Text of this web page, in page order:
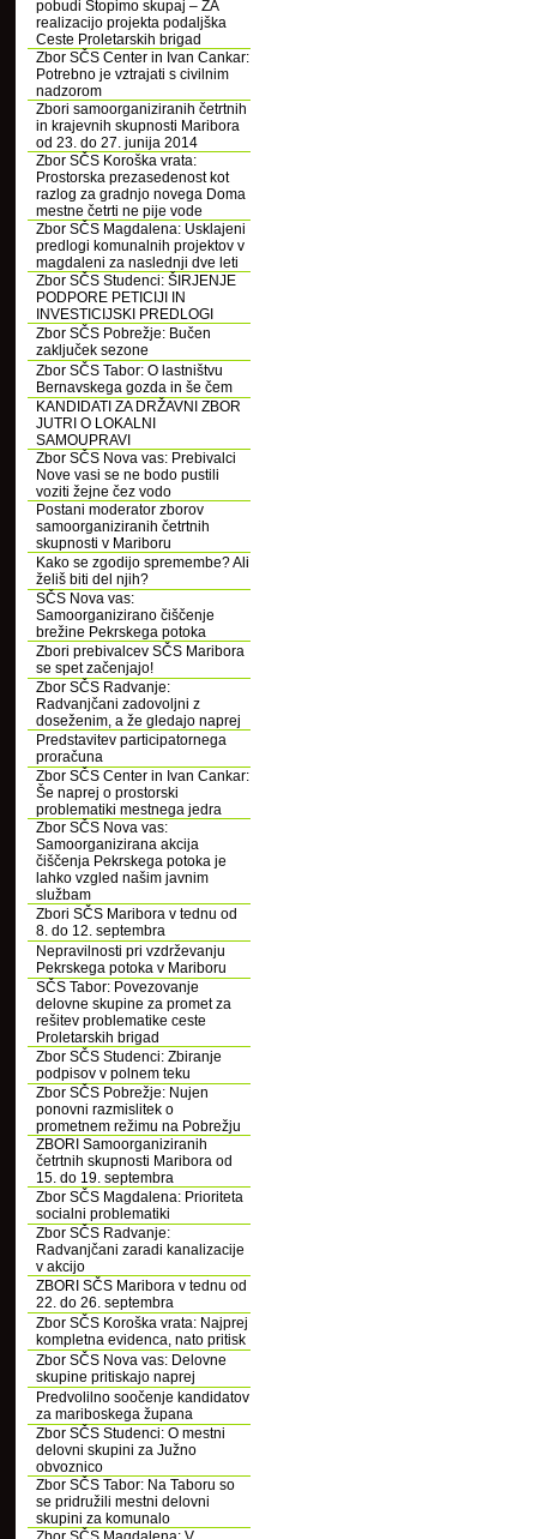
pobudi Stopimo skupaj – ZA
realizacijo projekta podaljška
Ceste Proletarskih brigad
Zbor SČS Center in Ivan Cankar:
Potrebno je vztrajati s civilnim
nadzorom
Zbori samoorganiziranih četrtnih
in krajevnih skupnosti Maribora
od 23. do 27. junija 2014
Zbor SČS Koroška vrata:
Prostorska prezasedenost kot
razlog za gradnjo novega Doma
mestne četrti ne pije vode
Zbor SČS Magdalena: Usklajeni
predlogi komunalnih projektov v
magdaleni za naslednji dve leti
Zbor SČS Studenci: ŠIRJENJE
PODPORE PETICIJI IN
INVESTICIJSKI PREDLOGI
Zbor SČS Pobrežje: Bučen
zaključek sezone
Zbor SČS Tabor: O lastništvu
Bernavskega gozda in še čem
KANDIDATI ZA DRŽAVNI ZBOR
JUTRI O LOKALNI
SAMOUPRAVI
Zbor SČS Nova vas: Prebivalci
Nove vasi se ne bodo pustili
voziti žejne čez vodo
Postani moderator zborov
samoorganiziranih četrtnih
skupnosti v Mariboru
Kako se zgodijo spremembe? Ali
želiš biti del njih?
SČS Nova vas:
Samoorganizirano čiščenje
brežine Pekrskega potoka
Zbori prebivalcev SČS Maribora
se spet začenjajo!
Zbor SČS Radvanje:
Radvanjčani zadovoljni z
doseženim, a že gledajo naprej
Predstavitev participatornega
proračuna
Zbor SČS Center in Ivan Cankar:
Še naprej o prostorski
problematiki mestnega jedra
Zbor SČS Nova vas:
Samoorganizirana akcija
čiščenja Pekrskega potoka je
lahko vzgled našim javnim
službam
Zbori SČS Maribora v tednu od
8. do 12. septembra
Nepravilnosti pri vzdrževanju
Pekrskega potoka v Mariboru
SČS Tabor: Povezovanje
delovne skupine za promet za
rešitev problematike ceste
Proletarskih brigad
Zbor SČS Studenci: Zbiranje
podpisov v polnem teku
Zbor SČS Pobrežje: Nujen
ponovni razmislitek o
prometnem režimu na Pobrežju
ZBORI Samoorganiziranih
četrtnih skupnosti Maribora od
15. do 19. septembra
Zbor SČS Magdalena: Prioriteta
socialni problematiki
Zbor SČS Radvanje:
Radvanjčani zaradi kanalizacije
v akcijo
ZBORI SČS Maribora v tednu od
22. do 26. septembra
Zbor SČS Koroška vrata: Najprej
kompletna evidenca, nato pritisk
Zbor SČS Nova vas: Delovne
skupine pritiskajo naprej
Predvolilno soočenje kandidatov
za mariboskega župana
Zbor SČS Studenci: O mestni
delovni skupini za Južno
obvoznico
Zbor SČS Tabor: Na Taboru so
se pridružili mestni delovni
skupini za komunalo